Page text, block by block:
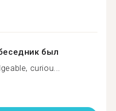
был
curiou...